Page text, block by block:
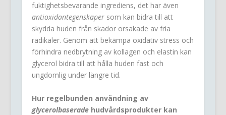
fuktighetsbevarande ingrediens, det har även
antioxidantegenskapersom kan bidra till att
skydda huden från skador orsakade av fria
radikaler. Genom att bekämpa oxidativ stress och
förhindra nedbrytning av kollagen och elastin kan
glycerol bidra till att hålla huden fast och
ungdomlig under längre tid.
Hur regelbunden användning av
glycerolbaseradehudvårdsprodukter kan